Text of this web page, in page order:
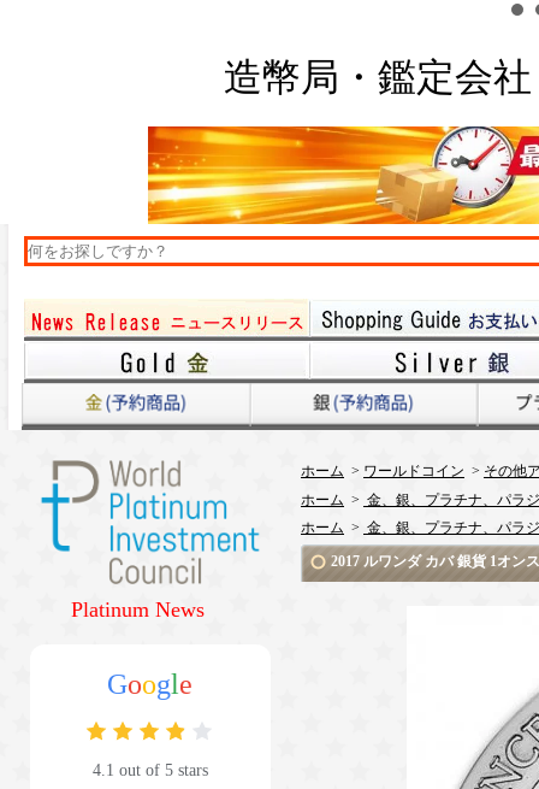
造幣局・鑑定会
Platinum News
Google
4.1 out of 5 stars
ホーム > ワールドコイン > その他
ホーム > 金、銀、プラチナ、パラ
ホーム > 金、銀、プラチナ、パラ
2017 ルワンダ カバ 銀貨 1オン